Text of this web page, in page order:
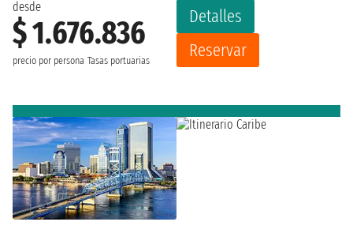
desde
$ 1.676.836
precio por persona Tasas portuarias
Detalles
Reservar